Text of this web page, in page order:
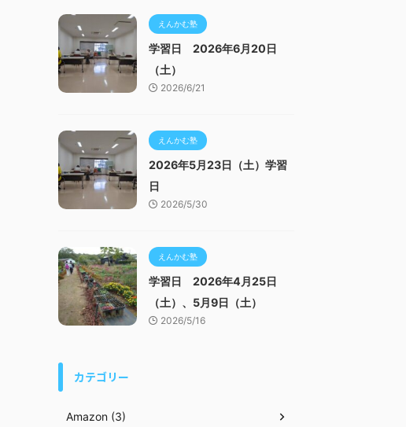
えんかむ塾
学習日 2026年6月20日
（土）
2026/6/21
えんかむ塾
2026年5月23日（土）学習
日
2026/5/30
えんかむ塾
学習日 2026年4月25日
（土）、5月9日（土）
2026/5/16
カテゴリー
Amazon (3)